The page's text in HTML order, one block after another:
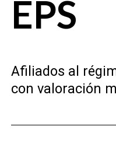
EPS
Afiliados al
con valoración